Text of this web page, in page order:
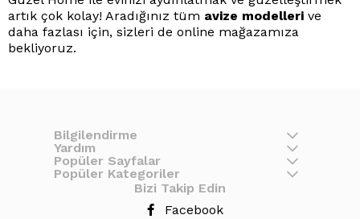
artık çok kolay! Aradığınız tüm avize modelleri ve
daha fazlası için, sizleri de online mağazamıza
bekliyoruz.
Bilgilendirme
Yardım
Popüler Sayfalar
Popüler Kategoriler
Bizi Takip Edin
Facebook